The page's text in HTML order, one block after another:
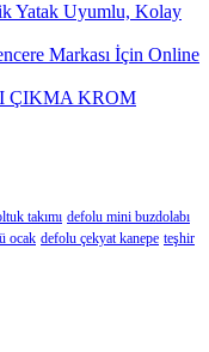
Yatak Uyumlu, Kolay
Markası İçin Online
ÇIKMA KROM
takımı defolu mini buzdolabı
ocak defolu çekyat kanepe teşhir